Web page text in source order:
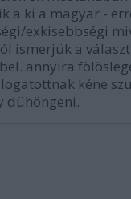
a ki a magyar -
exkisebbségi
ismerjük a
annyira
kéne
dühöngeni.